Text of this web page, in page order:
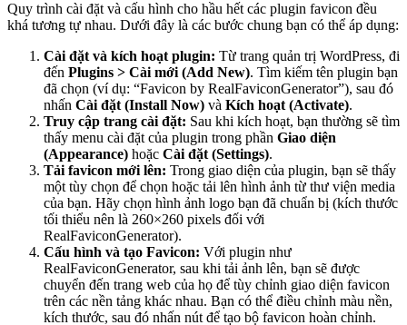
Quy trình cài đặt và cấu hình cho hầu hết các plugin favicon đều
khá tương tự nhau. Dưới đây là các bước chung bạn có thể áp dụng:
Cài đặt và kích hoạt plugin: Từ trang quản trị WordPress, đi
đến Plugins > Cài mới (Add New). Tìm kiếm tên plugin bạn
đã chọn (ví dụ: “Favicon by RealFaviconGenerator”), sau đó
nhấn Cài đặt (Install Now) và Kích hoạt (Activate).
Truy cập trang cài đặt: Sau khi kích hoạt, bạn thường sẽ tìm
thấy menu cài đặt của plugin trong phần Giao diện
(Appearance) hoặc Cài đặt (Settings).
Tải favicon mới lên: Trong giao diện của plugin, bạn sẽ thấy
một tùy chọn để chọn hoặc tải lên hình ảnh từ thư viện media
của bạn. Hãy chọn hình ảnh logo bạn đã chuẩn bị (kích thước
tối thiểu nên là 260×260 pixels đối với
RealFaviconGenerator).
Cấu hình và tạo Favicon: Với plugin như
RealFaviconGenerator, sau khi tải ảnh lên, bạn sẽ được
chuyển đến trang web của họ để tùy chỉnh giao diện favicon
trên các nền tảng khác nhau. Bạn có thể điều chỉnh màu nền,
kích thước, sau đó nhấn nút để tạo bộ favicon hoàn chỉnh.